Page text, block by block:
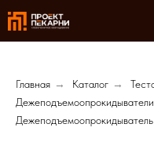
Главная → Каталог →
Дежеподъемоопрокидыватели